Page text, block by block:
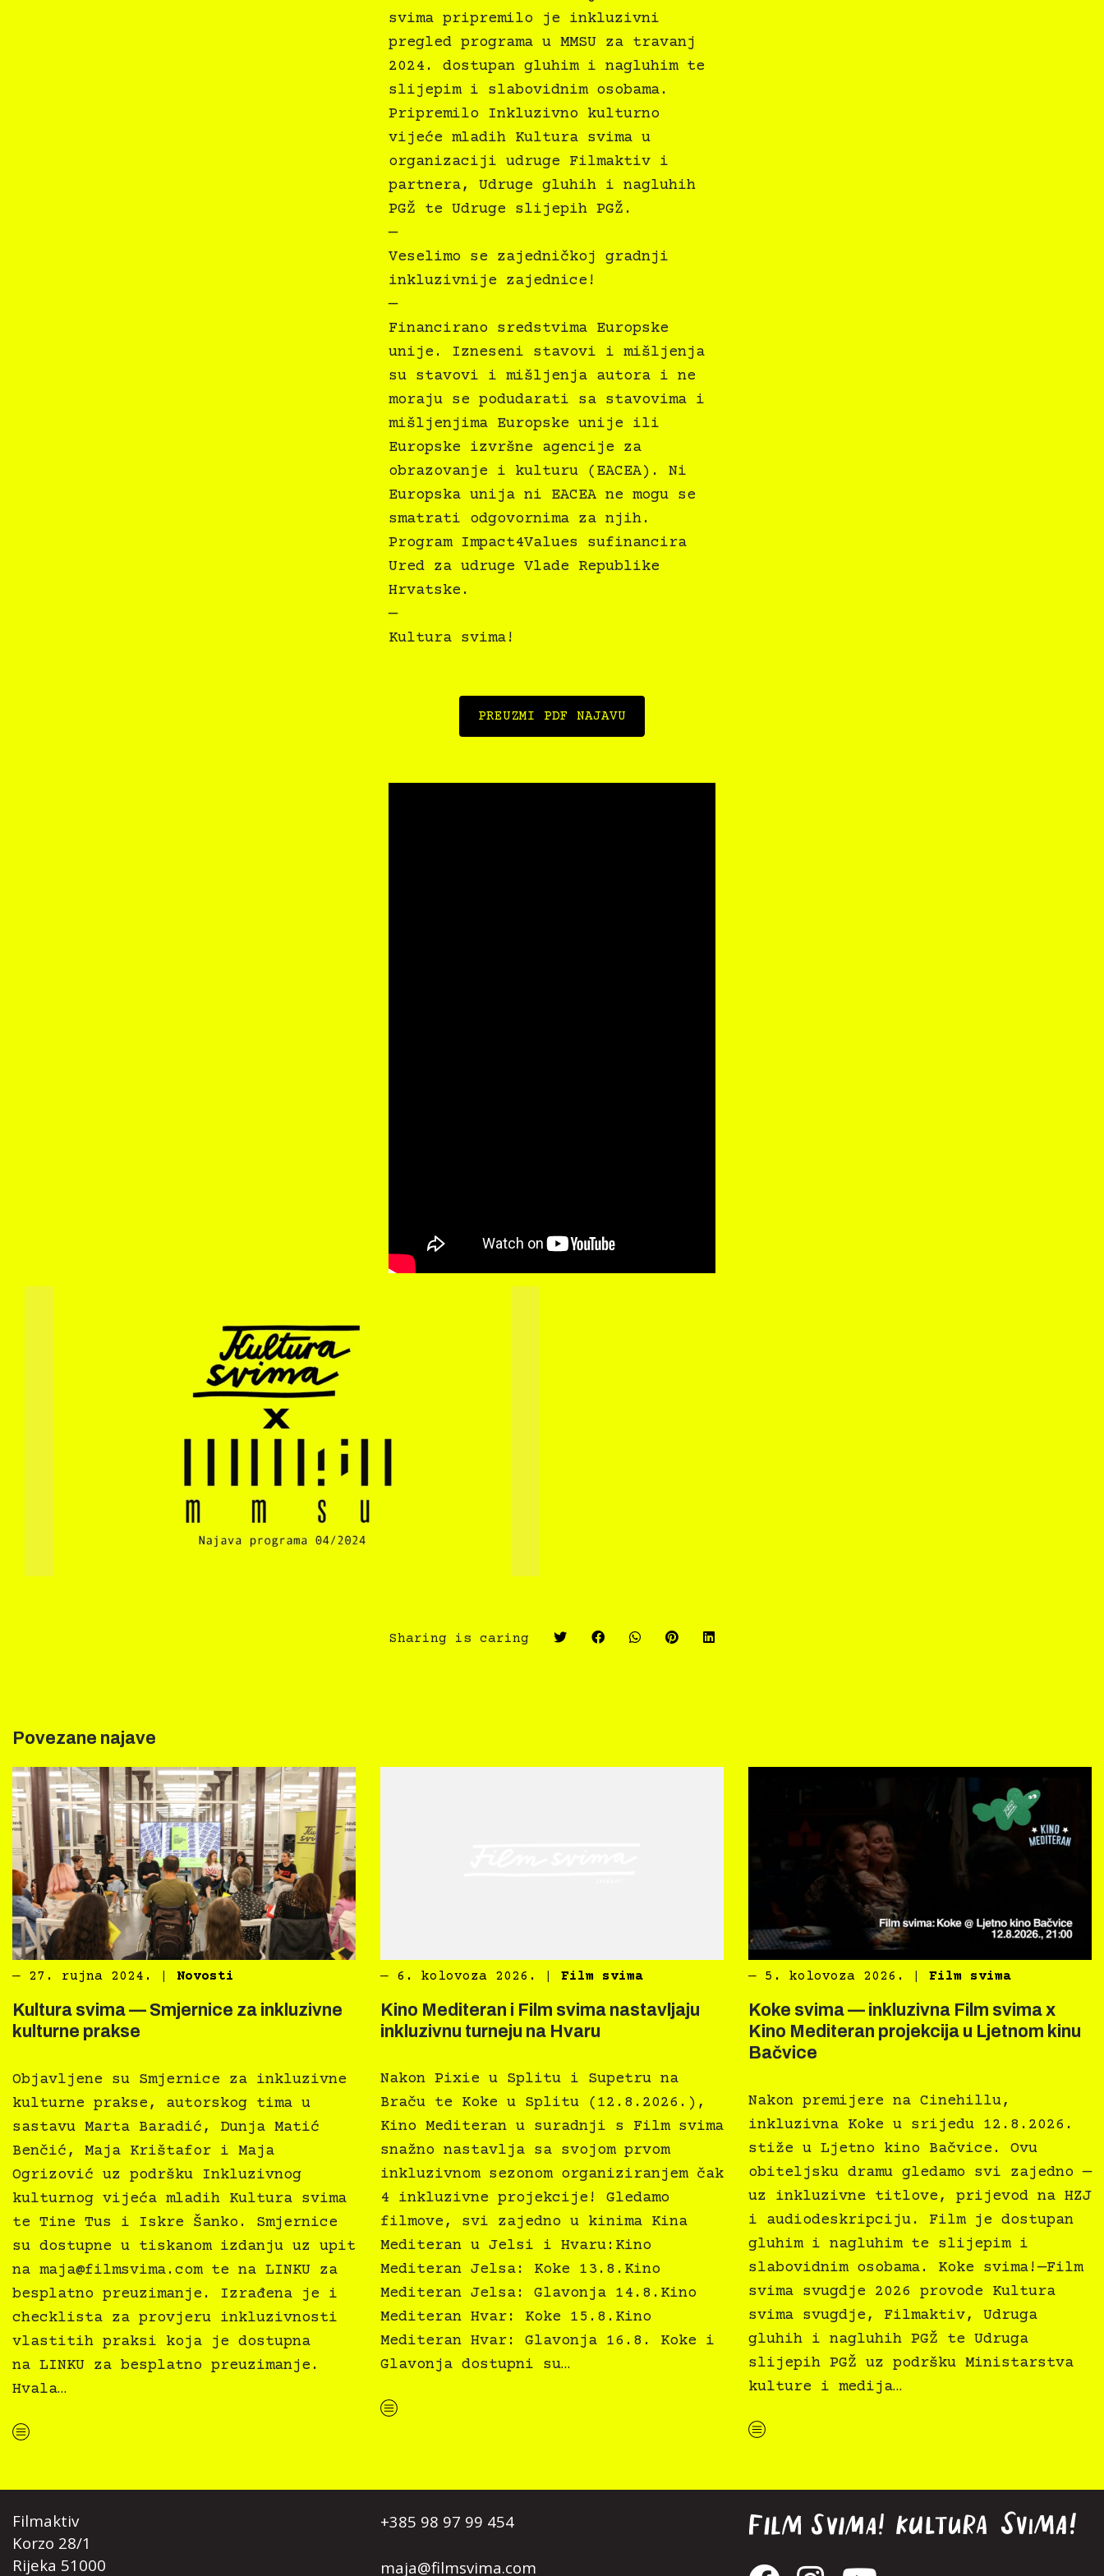
svima pripremilo je inkluzivni
pregled programa u MMSU za travanj
2024. dostupan gluhim i nagluhim te
slijepim i slabovidnim osobama.
Pripremilo Inkluzivno kulturno
vijeće mladih Kultura svima u
organizaciji udruge Filmaktiv i
partnera, Udruge gluhih i nagluhih
PGŽ te Udruge slijepih PGŽ.
—
Veselimo se zajedničkoj gradnji
inkluzivnije zajednice!
—
Financirano sredstvima Europske
unije. Izneseni stavovi i mišljenja
su stavovi i mišljenja autora i ne
moraju se podudarati sa stavovima i
mišljenjima Europske unije ili
Europske izvršne agencije za
obrazovanje i kulturu (EACEA). Ni
Europska unija ni EACEA ne mogu se
smatrati odgovornima za njih.
Program Impact4Values sufinancira
Ured za udruge Vlade Republike
Hrvatske.
—
Kultura svima!
PREUZMI PDF NAJAVU
Sharing is caring
Povezane najave
― 27. rujna 2024. Novosti
Kultura svima — Smjernice za inkluzivne
kulturne prakse
Objavljene su Smjernice za inkluzivne
kulturne prakse, autorskog tima u
sastavu Marta Baradić, Dunja Matić
Benčić, Maja Krištafor i Maja
Ogrizović uz podršku Inkluzivnog
kulturnog vijeća mladih Kultura svima
te Tine Tus i Iskre Šanko. Smjernice
su dostupne u tiskanom izdanju uz upit
na maja@filmsvima.comte na LINKU za
besplatno preuzimanje. Izrađena je i
checklista za provjeru inkluzivnosti
vlastitih praksi koja je dostupna
na LINKU za besplatno preuzimanje.
Hvala…
“Kultura svima — Smjernice za inkluzivne kulturne prakse”
― 6. kolovoza 2026. Film svima
Kino Mediteran i Film svima nastavljaju
inkluzivnu turneju na Hvaru
Nakon Pixie u Splitu i Supetru na
Braču te Koke u Splitu (12.8.2026.),
Kino Mediteran u suradnji s Film svima
snažno nastavlja sa svojom prvom
inkluzivnom sezonom organiziranjem čak
4 inkluzivne projekcije! Gledamo
filmove, svi zajedno u kinima Kina
Mediteran u Jelsi i Hvaru:Kino
Mediteran Jelsa: Koke 13.8.Kino
Mediteran Jelsa: Glavonja 14.8.Kino
Mediteran Hvar: Koke 15.8.Kino
Mediteran Hvar: Glavonja 16.8. Koke i
Glavonja dostupni su…
“Kino Mediteran i Film svima nastavljaju inkluzivnu turneju na Hvaru”
― 5. kolovoza 2026. Film svima
Koke svima — inkluzivna Film svima x
Kino Mediteran projekcija u Ljetnom kinu
Bačvice
Nakon premijere na Cinehillu,
inkluzivna Koke u srijedu 12.8.2026.
stiže u Ljetno kino Bačvice. Ovu
obiteljsku dramu gledamo svi zajedno —
uz inkluzivne titlove, prijevod na HZJ
i audiodeskripciju. Film je dostupan
gluhim i nagluhim te slijepim i
slabovidnim osobama. Koke svima!—Film
svima svugdje 2026 provode Kultura
svima svugdje, Filmaktiv, Udruga
gluhih i nagluhih PGŽ te Udruga
slijepih PGŽ uz podršku Ministarstva
kulture i medija…
“Koke svima — inkluzivna Film svima x Kino Mediteran projekcija u Ljetnom kinu Bačvice”
Filmaktiv
Korzo 28/1
Rijeka 51000
+385 98 97 99 454
maja@filmsvima.com